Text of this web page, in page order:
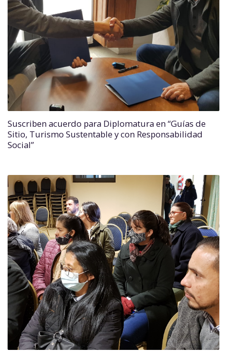
Suscriben acuerdo para Diplomatura en “Guías de
Sitio, Turismo Sustentable y con Responsabilidad
Social”